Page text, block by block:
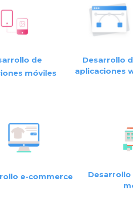
de
móviles
Desarrollo
aplicaciones
e-commerce